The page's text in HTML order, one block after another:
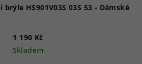
Hally & Son sluneční brýle HS901V03S 03S 53 - Dámské
1 190 Kč
Skladem